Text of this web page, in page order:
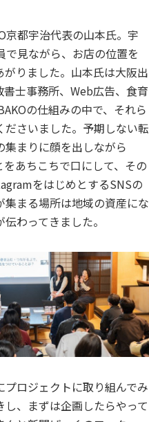
京都宇治代表の山本氏。宇
見ながら、お店の位置を
りました。山本氏は大阪出
士事務所、Web広告、食育
の仕組みの中で、それら
さいました。予期しない転
まりに顔を出しながら
あちこちで口にして、その
をはじめとするSNSの
まる場所は地域の資産にな
わってきました。
プロジェクトに取り組んでみ
、まずは企画したらやって